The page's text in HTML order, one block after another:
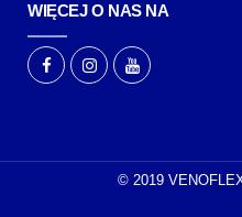
WIĘCEJ O NAS NA
© 2019